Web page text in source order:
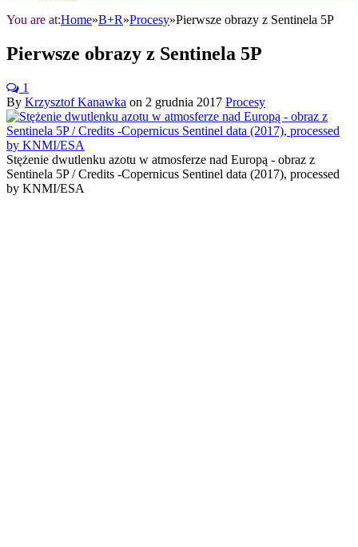
You are at:Home»B+R»Procesy»Pierwsze obrazy z Sentinela 5P
Pierwsze obrazy z Sentinela 5P
1
By Krzysztof Kanawka on 2 grudnia 2017 Procesy
Stężenie dwutlenku azotu w atmosferze nad Europą - obraz z
Sentinela 5P / Credits -Copernicus Sentinel data (2017), processed
by KNMI/ESA